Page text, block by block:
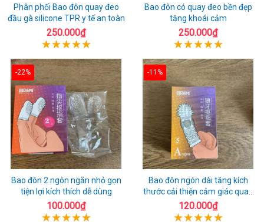
Phân phối Bao đôn quay đeo
đầu gà silicone TPR y tế an toàn
250.000₫
Bao đôn có quay đeo bền đẹp
tăng khoái cảm
250.000₫
-22%
Bao đôn 2 ngón ngắn nhỏ gọn
tiện lợi kích thích dễ dùng
100.000₫
-11%
Bao đôn ngón dài tăng kích
thước cải thiện cảm giác quan
hệ
120.000₫